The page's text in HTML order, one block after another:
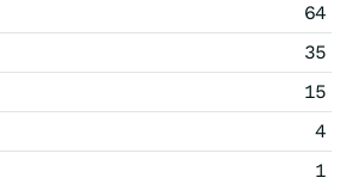
64
35
15
4
1